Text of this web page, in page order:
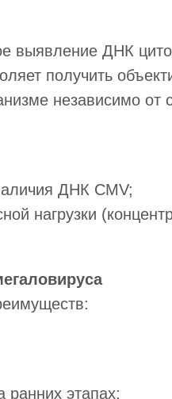
выявление ДНК
получить
независимо от
ДНК CMV;
нагрузки
этапах;